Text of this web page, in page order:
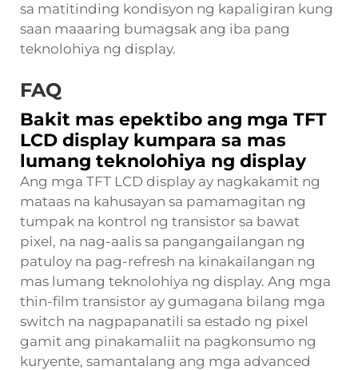
sa matitinding kondisyon ng kapaligiran kung
saan maaaring bumagsak ang iba pang
teknolohiya ng display.
FAQ
Bakit mas epektibo ang mga TFT
LCD display kumpara sa mas
lumang teknolohiya ng display
Ang mga TFT LCD display ay nagkakamit ng
mataas na kahusayan sa pamamagitan ng
tumpak na kontrol ng transistor sa bawat
pixel, na nag-aalis sa pangangailangan ng
patuloy na pag-refresh na kinakailangan ng
mas lumang teknolohiya ng display. Ang mga
thin-film transistor ay gumagana bilang mga
switch na nagpapanatili sa estado ng pixel
gamit ang pinakamaliit na pagkonsumo ng
kuryente, samantalang ang mga advanced